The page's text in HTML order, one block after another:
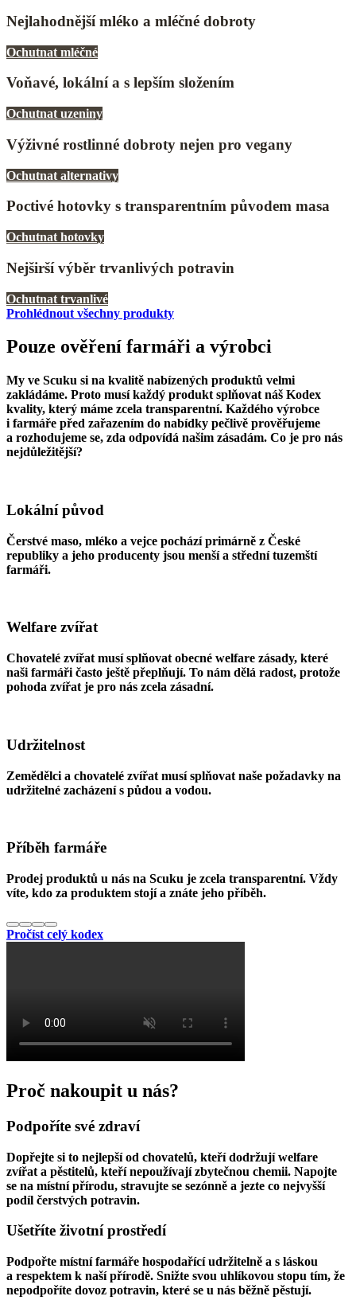
Nejlahodnější mléko a mléčné dobroty
Ochutnat mléčné
Voňavé, lokální a s lepším složením
Ochutnat uzeniny
Výživné rostlinné dobroty nejen pro vegany
Ochutnat alternativy
Poctivé hotovky s transparentním původem masa
Ochutnat hotovky
Nejširší výběr trvanlivých potravin
Ochutnat trvanlivé
Prohlédnout všechny produkty
Pouze ověření farmáři a výrobci
My ve Scuku si na kvalitě nabízených produktů velmi
zakládáme. Proto musí každý produkt splňovat náš Kodex
kvality, který máme zcela transparentní. Každého výrobce
i farmáře před zařazením do nabídky pečlivě prověřujeme
a rozhodujeme se, zda odpovídá našim zásadám. Co je pro nás
nejdůležitější?
Lokální původ
Čerstvé maso, mléko a vejce pochází primárně z České
republiky a jeho producenty jsou menší a střední tuzemští
farmáři.
Welfare zvířat
Chovatelé zvířat musí splňovat obecné welfare zásady, které
naši farmáři často ještě přeplňují. To nám dělá radost, protože
pohoda zvířat je pro nás zcela zásadní.
Udržitelnost
Zemědělci a chovatelé zvířat musí splňovat naše požadavky na
udržitelné zacházení s půdou a vodou.
Příběh farmáře
Prodej produktů u nás na Scuku je zcela transparentní. Vždy
víte, kdo za produktem stojí a znáte jeho příběh.
Pročíst celý kodex
Proč nakoupit u nás?
Podpoříte své zdraví
Dopřejte si to nejlepší od chovatelů, kteří dodržují welfare
zvířat a pěstitelů, kteří nepoužívají zbytečnou chemii. Napojte
se na místní přírodu, stravujte se sezónně a jezte co nejvyšší
podíl čerstvých potravin.
Ušetříte životní prostředí
Podpořte místní farmáře hospodařící udržitelně a s láskou
a respektem k naší přírodě. Snižte svou uhlíkovou stopu tím, že
nepodpoříte dovoz potravin, které se u nás běžně pěstují.